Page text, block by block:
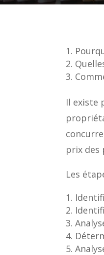
Il existe
prix des
Les